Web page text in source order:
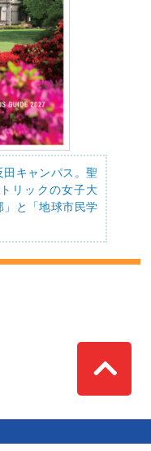
キャンパス。聖
リックの女子大
」と「地球市民学
Top